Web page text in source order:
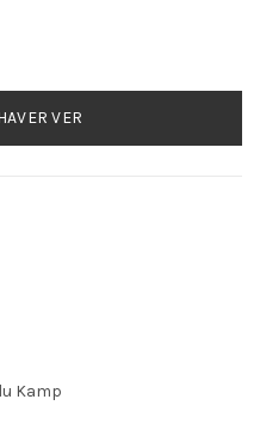
VER
Kamp